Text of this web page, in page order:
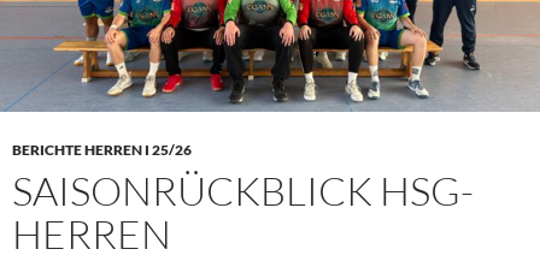
BERICHTE HERREN I 25/26
SAISONRÜCKBLICK HSG-
HERREN